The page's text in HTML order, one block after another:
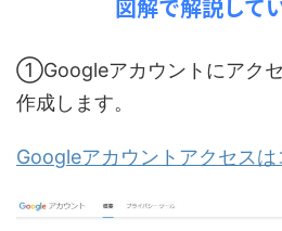
図解で解説して
①Googleアカウントにアク
作成します。
Googleアカウントアクセスは